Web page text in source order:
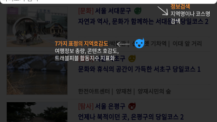
[문화] 서울 서대문구
자연과 역사, 문화가 함께하는 서대문구 당일코스 2
서대문자연사박물관| 신촌 옛 기차역 | 이대 앞 거리
[탐사]서울 서초구
문화와 휴식의 공간이 가득한 서초구 당일코스 1
한전아트센터 | 양재천 | 양재시민의 숲
[탐사] 서울 은평구
언제나 북적이던 곳, 은평구의 당일코스 2
정보검색
지역명이나 코스명
검색
7가지 표정의 지역호감도
여행정보 총량, 콘텐츠 호감도,
트래블피블 활동지수 지표화